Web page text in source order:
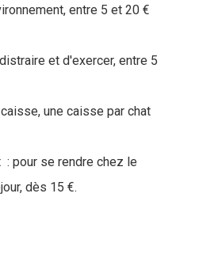
entre 5 et 20 €
et d'exercer, entre 5
une caisse par chat
pour se rendre chez le
dès 15 €.